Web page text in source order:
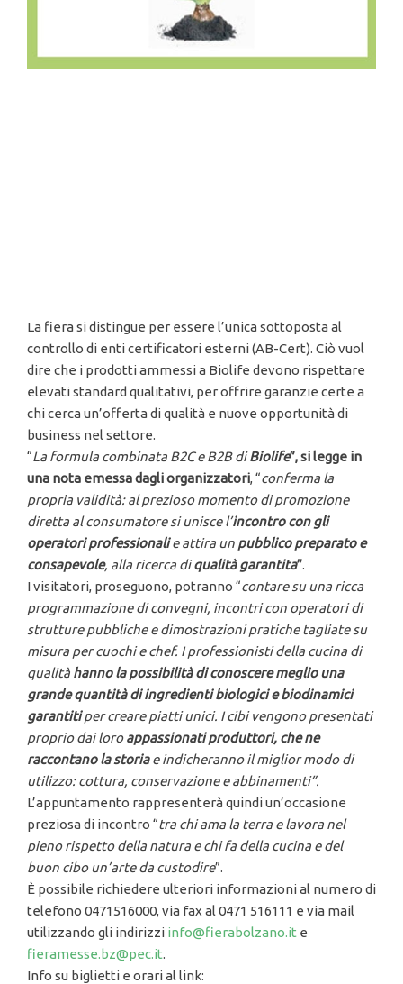
La fiera si distingue per essere l’unica sottoposta al
controllo di enti certificatori esterni (AB-Cert). Ciò vuol
dire che i prodotti ammessi a Biolife devono rispettare
elevati standard qualitativi, per offrire garanzie certe a
chi cerca un’offerta di qualità e nuove opportunità di
business nel settore.
“La formula combinata B2C e B2B diBiolife”, si legge in
una nota emessa dagli organizzatori, “conferma la
propria validità: al prezioso momento di promozione
diretta al consumatore si unisce l’incontro con gli
operatori professionalie attira un pubblico preparato e
consapevole, alla ricerca diqualità garantita”.
I visitatori, proseguono, potranno “contare su una ricca
programmazione di convegni, incontri con operatori di
strutture pubbliche e dimostrazioni pratiche tagliate su
misura per cuochi e chef. I professionisti della cucina di
qualità hanno la possibilità di conoscere meglio una
grande quantità di ingredienti biologici e biodinamici
garantitiper creare piatti unici. I cibi vengono presentati
proprio dai loroappassionati produttori, che ne
raccontano la storiae indicheranno il miglior modo di
utilizzo: cottura, conservazione e abbinamenti”.
L’appuntamento rappresenterà quindi un’occasione
preziosa di incontro “tra chi ama la terra e lavora nel
pieno rispetto della natura e chi fa della cucina e del
buon cibo un’arte da custodire”.
È possibile richiedere ulteriori informazioni al numero di
telefono 0471516000, via fax al 0471 516111 e via mail
utilizzando gli indirizzi info@fierabolzano.it e
fieramesse.bz@pec.it.
Info su biglietti e orari al link: